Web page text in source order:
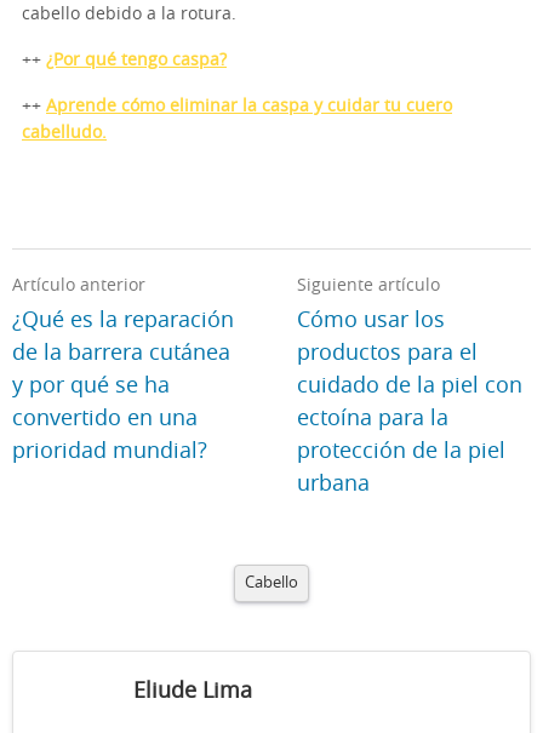
cabello debido a la rotura.
++ ¿Por qué tengo caspa?
++ Aprende cómo eliminar la caspa y cuidar tu cuero
cabelludo.
Artículo anterior
¿Qué es la reparación
de la barrera cutánea
y por qué se ha
convertido en una
prioridad mundial?
Siguiente artículo
Cómo usar los
productos para el
cuidado de la piel con
ectoína para la
protección de la piel
urbana
Cabello
Eliude Lima